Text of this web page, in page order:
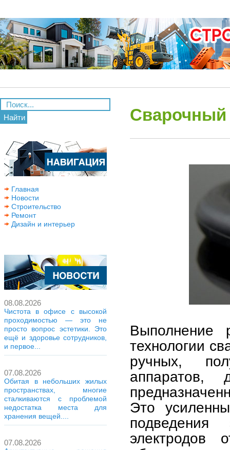
Найти
Главная
Новости
Строительство
Ремонт
Дизайн и интерьер
08.08.2026
Чистота в офисе с высокой
проходимостью — это не
просто вопрос эстетики. Это
ещё и здоровье сотрудников,
и первое...
07.08.2026
Обитая в небольших жилых
пространствах, многие
сталкиваются с проблемой
недостатка места для
хранения вещей....
07.08.2026
Сварочный
Выполнение
технологии
ручных,
аппаратов,
Это
подведения
электродов